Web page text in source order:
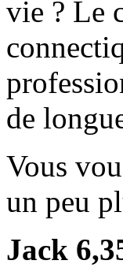
vie ? Le
de
Vous
un peu
Jack